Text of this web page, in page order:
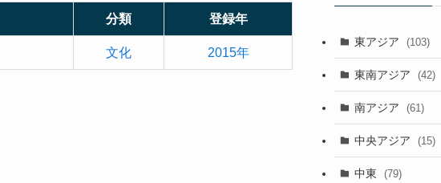
分類 登録年
文化 2015年
東アジア (103)
(25)
(5)
(15)
東南アジア (42)
(9)
(3)
南アジア (61)
(40)
中央アジア (15)
中東 (79)